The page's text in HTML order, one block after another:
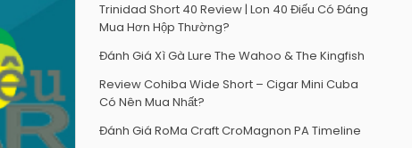
Trinidad Short 40 Review | Lon 40 Điếu Có Đáng
Mua Hơn Hộp Thường?
Đánh Giá Xì Gà Lure The Wahoo & The Kingfish
Review Cohiba Wide Short – Cigar Mini Cuba
Có Nên Mua Nhất?
Đánh Giá RoMa Craft CroMagnon PA Timeline